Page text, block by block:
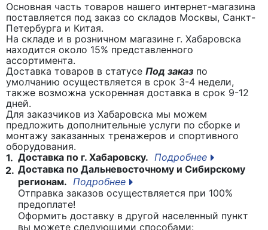
Основная часть товаров нашего интернет-магазина
поставляется под заказ со складов Москвы, Санкт-
Петербурга и Китая.
На складе и в розничном магазине г. Хабаровска
находится около 15% представленного
ассортимента.
Доставка товаров в статусе Под заказ по
умолчанию осуществляется в срок 3-4 недели,
также возможна ускоренная доставка в срок 9-12
дней.
Для заказчиков из Хабаровска мы можем
предложить дополнительные услуги по сборке и
монтажу заказанных тренажеров и спортивного
оборудования.
1. Доставка по г. Хабаровску. Подробнее
2. Доставка по Дальневосточному и Сибирскому
регионам. Подробнее
Отправка заказов осуществляется при 100%
предоплате!
Оформить доставку в другой населенный пункт
вы можете следующими способами: